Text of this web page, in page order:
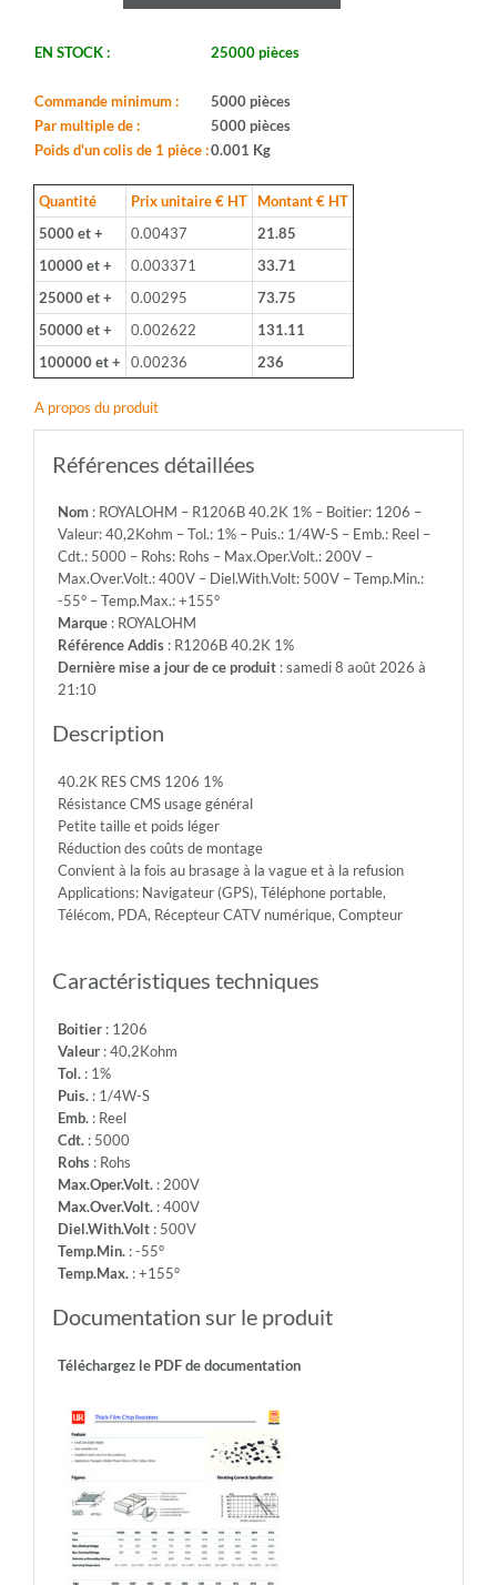
R1206B
Boitier:
1206
-
40,2Kohm
-
Tol.:
1%
-
Puis.:
1/4W-
S
-
-
Cdt.:
5000
Rohs:
Rohs
-
Max.Oper.Volt.:
200V
-
Max.Over.Volt.:
400V
Temp.Min.:
-55°
-
Temp.Max.:
+155°
EN STOCK : 25000 pièces
Commande minimum :
5000 pièces
Par multiple de :
5000 pièces
Poids d'un colis de 1 pièce :0.001 Kg
Quantité Prix unitaire € HT
Montant € HT
5000 et +
0.00437
21.85
10000 et +
0.003371
33.71
25000 et +
0.00295
73.75
50000 et +
0.002622
131.11
100000 et +
0.00236 236
A propos du produit
Références détaillées
Nom: ROYALOHM – R1206B 40.2K 1% – Boitier: 1206 –
Valeur: 40,2Kohm – Tol.: 1% – Puis.: 1/4W-S – Emb.: Reel –
Cdt.: 5000 – Rohs: Rohs – Max.Oper.Volt.: 200V –
Max.Over.Volt.: 400V – Diel.With.Volt: 500V – Temp.Min.:
-55° – Temp.Max.: +155°
Marque: ROYALOHM
Référence Addis: R1206B 40.2K 1%
Dernière mise a jour de ce produit: samedi 8 août 2026 à
21:10
Description
40.2K RES CMS 1206 1%
Résistance CMS usage général
Petite taille et poids léger
Réduction des coûts de montage
Convient à la fois au brasage à la vague et à la refusion
Applications: Navigateur (GPS), Téléphone portable,
Télécom, PDA, Récepteur CATV numérique, Compteur
Caractéristiques techniques
Boitier: 1206
Valeur: 40,2Kohm
Tol.: 1%
Puis.: 1/4W-S
Emb.: Reel
Cdt.: 5000
Rohs: Rohs
Max.Oper.Volt.: 200V
Max.Over.Volt.: 400V
Diel.With.Volt: 500V
Temp.Min.: -55°
Temp.Max.: +155°
Documentation sur le produit
Téléchargez le PDF de documentation